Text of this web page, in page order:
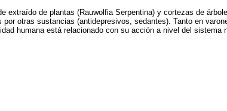
extraído de plantas (Rauwolfia Serpentina) y cortezas de
otras sustancias (antidepresivos, sedantes). Tanto en
humana está relacionado con su acción a nivel del